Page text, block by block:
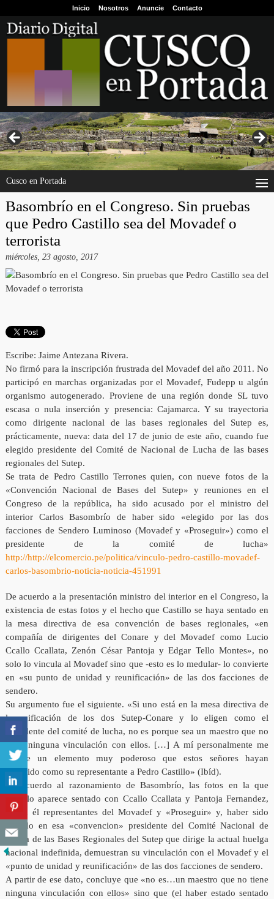
Inicio Nosotros Anuncie Contacto
Cusco en Portada
Basombrío en el Congreso. Sin pruebas
que Pedro Castillo sea del Movadef o
terrorista
miércoles, 23 agosto, 2017
Escribe: Jaime Antezana Rivera.
No firmó para la inscripción frustrada del Movadef del año 2011. No
participó en marchas organizadas por el Movadef, Fudepp u algún
organismo autogenerado. Proviene de una región donde SL tuvo
escasa o nula inserción y presencia: Cajamarca. Y su trayectoria
como dirigente nacional de las bases regionales del Sutep es,
prácticamente, nueva: data del 17 de junio de este año, cuando fue
elegido presidente del Comité de Nacional de Lucha de las bases
regionales del Sutep.
Se trata de Pedro Castillo Terrones quien, con nueve fotos de la
«Convención Nacional de Bases del Sutep» y reuniones en el
Congreso de la república, ha sido acusado por el ministro del
interior Carlos Basombrío de haber sido «elegido por las dos
facciones de Sendero Luminoso (Movadef y «Proseguir») como el
presidente de la comité de lucha»
http://http://elcomercio.pe/politica/vinculo-pedro-castillo-movadef-
carlos-basombrio-noticia-noticia-451991
De acuerdo a la presentación ministro del interior en el Congreso, la
existencia de estas fotos y el hecho que Castillo se haya sentado en
la mesa directiva de esa convención de bases regionales, «en
compañía de dirigentes del Conare y del Movadef como Lucio
Ccallo Ccallata, Zenón César Pantoja y Edgar Tello Montes», no
solo lo vincula al Movadef sino que -esto es lo medular- lo convierte
en «su punto de unidad y reunificación» de las dos facciones de
sendero.
Su argumento fue el siguiente. «Si uno está en la mesa directiva de
la unificación de los dos Sutep-Conare y lo eligen como el
presidente del comité de lucha, no es porque sea un maestro que no
tiene ninguna vinculación con ellos. […] A mí personalmente me
parece un elemento muy poderoso que estos señores hayan
escogido como su representante a Pedro Castillo» (Ibíd).
De acuerdo al razonamiento de Basombrío, las fotos en la que
Castillo aparece sentado con Ccallo Ccallata y Pantoja Fernandez,
según él representantes del Movadef y «Proseguir» y, haber sido
elegido en esa «convencion» presidente del Comité Nacional de
Lucha de las Bases Regionales del Sutep que dirige la actual huelga
nacional indefinida, demuestran su vinculación con el Movadef y el
«punto de unidad y reunificación» de las dos facciones de sendero.
A partir de ese dato, concluye que «no es…un maestro que no tiene
ninguna vinculación con ellos» sino que (el haber estado sentado